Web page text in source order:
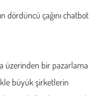
dördüncü çağını chatbot
üzerinden bir pazarlama
büyük şirketlerin